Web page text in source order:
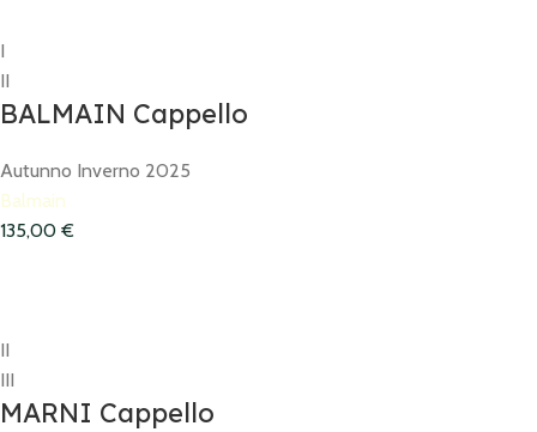
I
II
BALMAIN Cappello
Autunno Inverno 2025
Balmain
135,00 €
II
III
MARNI Cappello